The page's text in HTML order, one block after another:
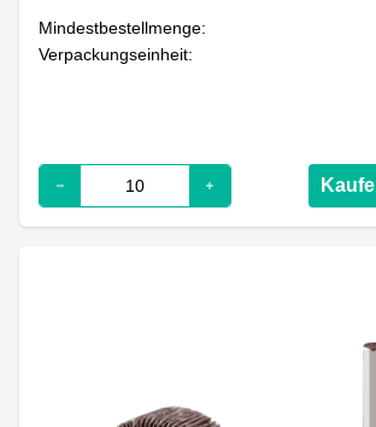
Mindestbestellmenge:
Verpackungseinheit: